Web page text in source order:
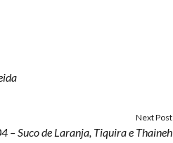
ou
diminuir
Next Post
– Suco de Laranja, Tiquira e Thaineh